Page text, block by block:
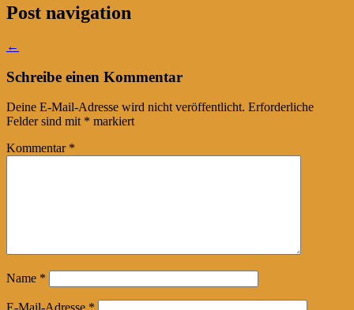
Post navigation
←
Schreibe einen Kommentar
Deine E-Mail-Adresse wird nicht veröffentlicht. Erforderliche
Felder sind mit * markiert
Kommentar *
Name *